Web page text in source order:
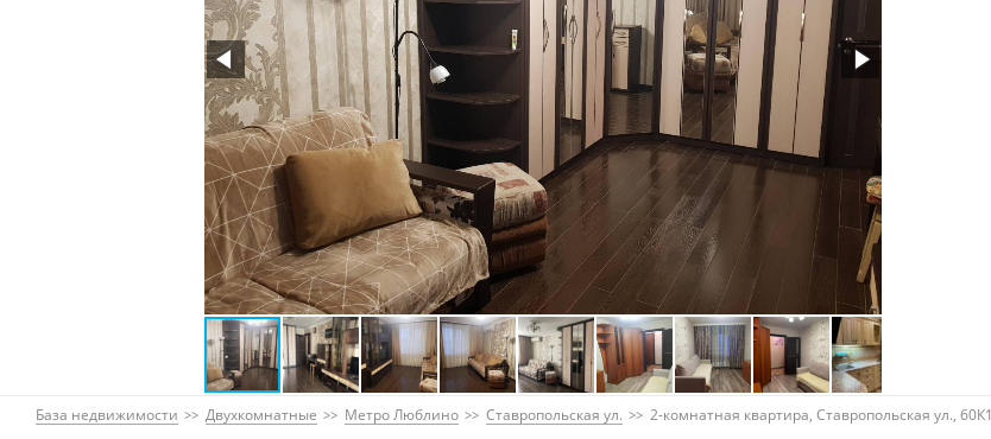
База недвижимости Двухкомнатные Метро Люблино Ставропольская ул. 2-комнатная квартира, Ставропольская ул., 60К1